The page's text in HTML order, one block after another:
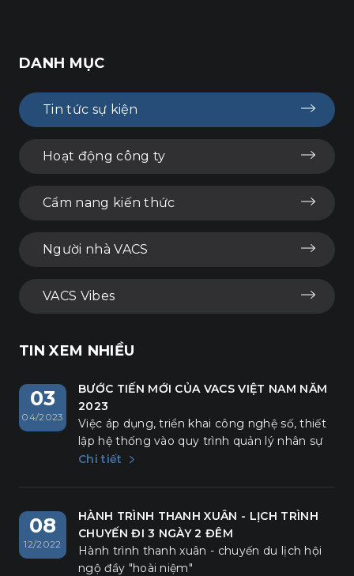
DANH MỤC
Tin tức sự kiện
Hoạt động công ty
Cẩm nang kiến thức
Người nhà VACS
VACS Vibes
TIN XEM NHIỀU
03
04/2023
BƯỚC TIẾN MỚI CỦA VACS VIỆT NAM NĂM
2023
Việc áp dụng, triển khai công nghệ số, thiết
lập hệ thống vào quy trình quản lý nhân sự
là một bước tiến mới của VACS trong năm
Chi tiết
08
12/2022
HÀNH TRÌNH THANH XUÂN - LỊCH TRÌNH
CHUYẾN ĐI 3 NGÀY 2 ĐÊM
Hành trình thanh xuân - chuyến du lịch hội
ngộ đầy "hoài niệm"